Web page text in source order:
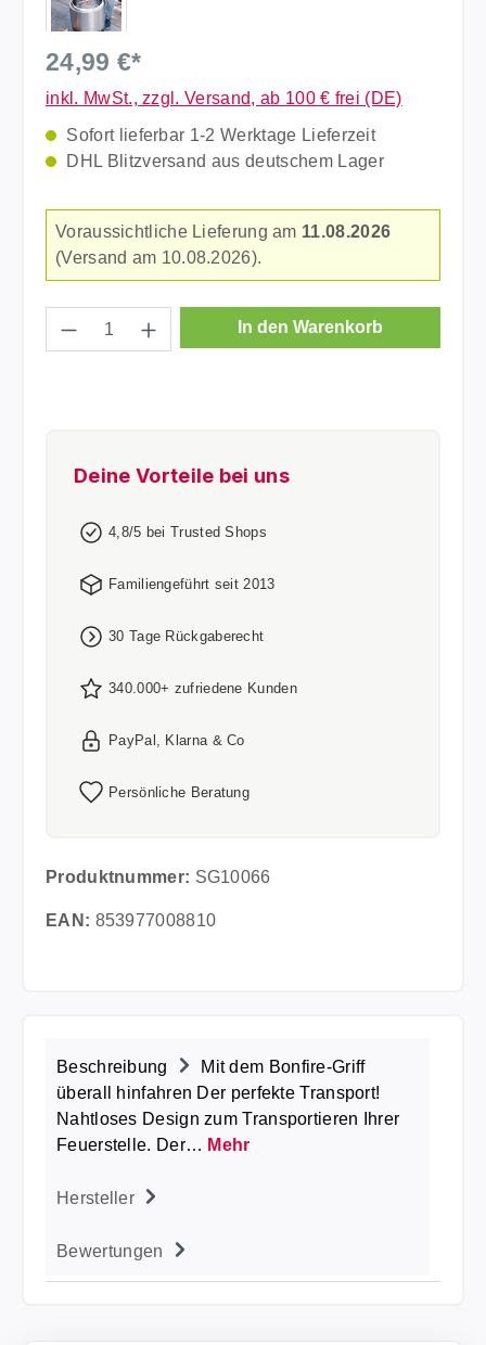
24,99 €*
inkl. MwSt., zzgl. Versand, ab 100 € frei (DE)
Sofort lieferbar 1-2 Werktage Lieferzeit
DHL Blitzversand aus deutschem Lager
Voraussichtliche Lieferung am 11.08.2026
(Versand am 10.08.2026).
Produkt Anzahl: Gib den gewünschten
In den Warenkorb
Deine Vorteile bei uns
4,8/5 bei Trusted Shops
Familiengeführt seit 2013
30 Tage Rückgaberecht
340.000+ zufriedene Kunden
PayPal, Klarna & Co
Persönliche Beratung
Produktnummer: SG10066
EAN: 853977008810
Beschreibung
Mit dem Bonfire-Griff
überall hinfahren Der perfekte Transport!
Nahtloses Design zum Transportieren Ihrer
Feuerstelle. Der… Mehr
Hersteller
Bewertungen